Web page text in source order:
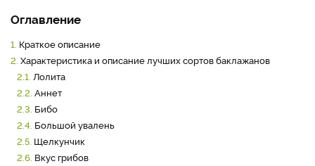
Оглавление
1. Краткое описание
2. Характеристика и описание лучших сортов баклажанов
2.1. Лолита
2.2. Аннет
2.3. Бибо
2.4. Большой увалень
2.5. Щелкунчик
2.6. Вкус грибов